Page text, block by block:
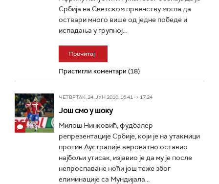
Србија на Светском првенству могла да
оствари много више од једне победе и
испадања у групној...
Прочитај
Пристигли коментари (18)
ЧЕТВРТАК, 24. ЈУН 2010, 16:41 -> 17:24
Још смо у шоку
Милош Нинковић, фудбалер
репрезентације Србије, који је на утакмици
против Аустралије вероватно оставио
најбољи утисак, изјавио је да му је после
непроспаване ноћи још теже због
елиминације са Мундијала...